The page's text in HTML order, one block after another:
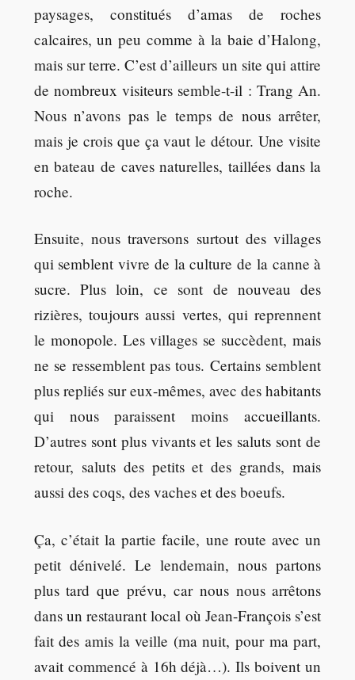
paysages, constitués d’amas de roches
calcaires, un peu comme à la baie d’Halong,
mais sur terre. C’est d’ailleurs un site qui attire
de nombreux visiteurs semble-t-il : Trang An.
Nous n’avons pas le temps de nous arrêter,
mais je crois que ça vaut le détour. Une visite
en bateau de caves naturelles, taillées dans la
roche.
Ensuite, nous traversons surtout des villages
qui semblent vivre de la culture de la canne à
sucre. Plus loin, ce sont de nouveau des
rizières, toujours aussi vertes, qui reprennent
le monopole. Les villages se succèdent, mais
ne se ressemblent pas tous. Certains semblent
plus repliés sur eux-mêmes, avec des habitants
qui nous paraissent moins accueillants.
D’autres sont plus vivants et les saluts sont de
retour, saluts des petits et des grands, mais
aussi des coqs, des vaches et des boeufs.
Ça, c’était la partie facile, une route avec un
petit dénivelé. Le lendemain, nous partons
plus tard que prévu, car nous nous arrêtons
dans un restaurant local où Jean-François s’est
fait des amis la veille (ma nuit, pour ma part,
avait commencé à 16h déjà…). Ils boivent un